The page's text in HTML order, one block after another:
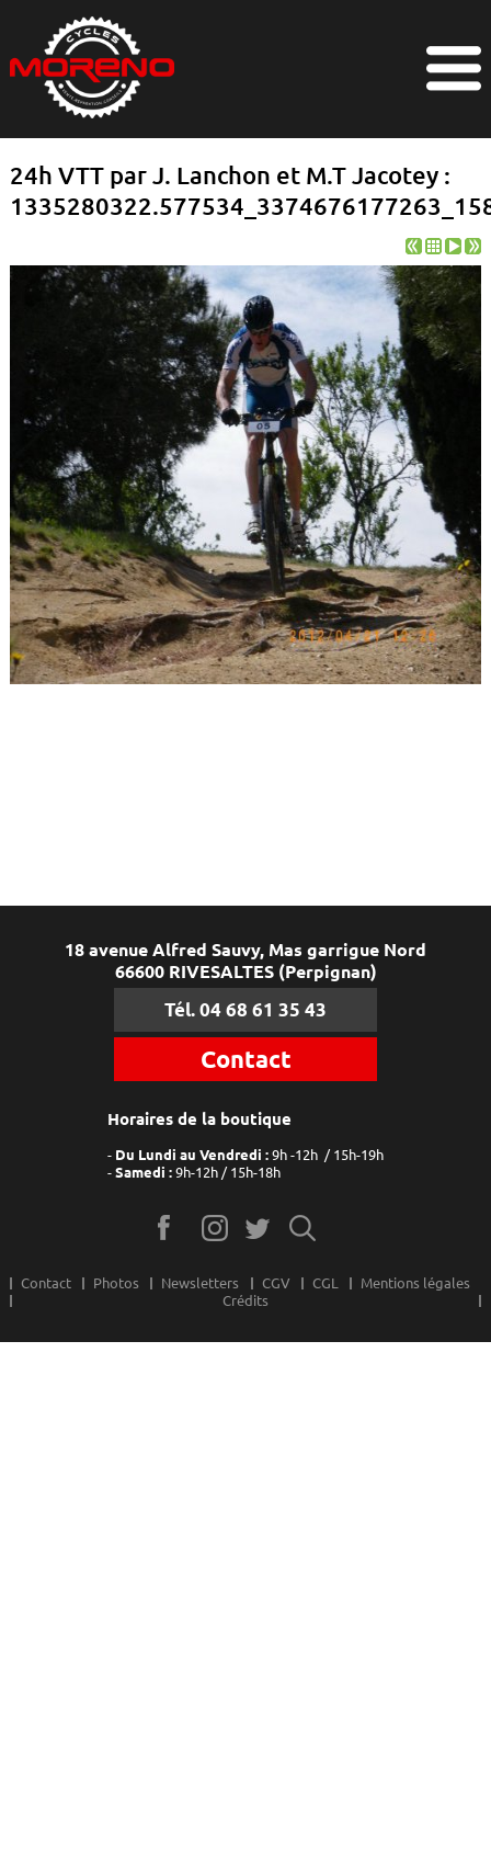
24h VTT par J. Lanchon et M.T Jacotey :
18 avenue Alfred Sauvy, Mas garrigue Nord
66600 RIVESALTES (Perpignan)
Tél. 04 68 61 35 43
Contact
Horaires de la boutique
Du Lundi au Vendredi : 9h -12h / 15h-19h
Samedi : 9h-12h / 15h-18h
Contact Photos Newsletters CGV CGL
Mentions légales
Crédits